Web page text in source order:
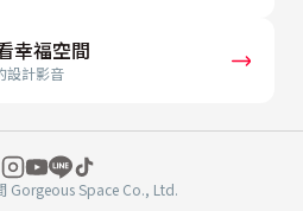
幸福空間
設計影音
Gorgeous Space Co., Ltd.